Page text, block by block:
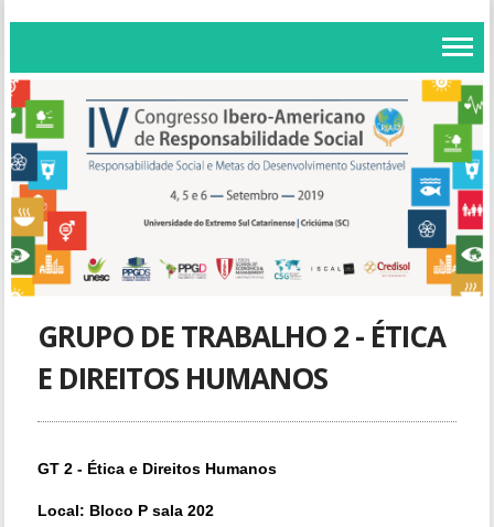
GRUPO DE TRABALHO 2 - ÉTICA
E DIREITOS HUMANOS
GT 2 - Ética e Direitos Humanos
Local: Bloco P sala 202